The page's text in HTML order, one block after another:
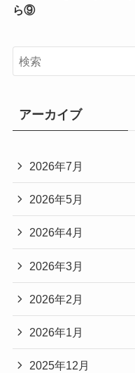
ら⑨
アーカイブ
2026年7月
2026年5月
2026年4月
2026年3月
2026年2月
2026年1月
2025年12月